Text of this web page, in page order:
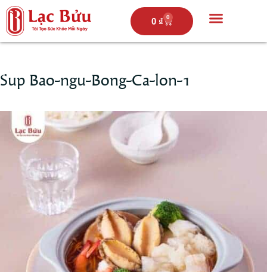
0 ₫ 0
Sup Bao-ngu-Bong-Ca-lon-1